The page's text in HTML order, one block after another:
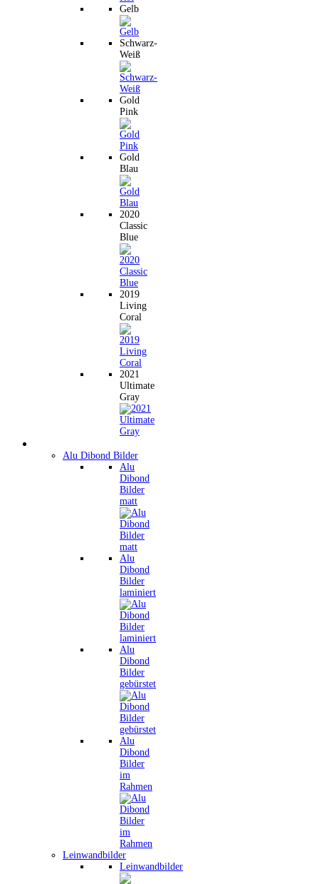
Gelb
Schwarz-
Weiß
Gold
Pink
Gold
Blau
2020
Classic
Blue
2019
Living
Coral
2021
Ultimate
Gray
Alu Dibond Bilder
Alu
Dibond
Bilder
matt
Alu
Dibond
Bilder
laminiert
Alu
Dibond
Bilder
gebürstet
Alu
Dibond
Bilder
im
Rahmen
Leinwandbilder
Leinwandbilder